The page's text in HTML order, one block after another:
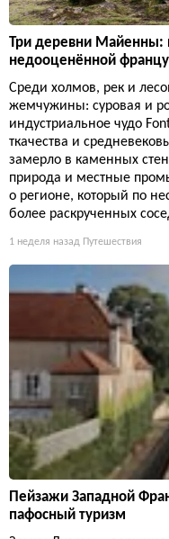
Три деревни Майенны:
недооценённой
Среди холмов, рек и
жемчужины: суровая и
индустриальное чудо
ткачества и
замерло в каменных
природа и местные
о регионе, который по
более раскрученных
1 неделя назад Путешествия
Пейзажи Западной
пафосный туризм